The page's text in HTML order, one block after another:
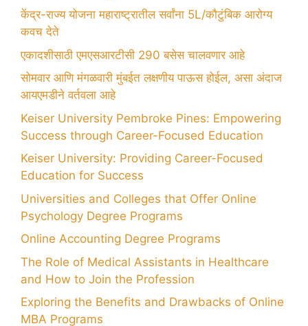
केंद्र-राज्य योजना महाराष्ट्रातील सर्वांना 5L/कौटुंबिक आरोग्य
कवच देते
एकादशीसाठी एमएसआरटीसी 290 बसेस चालवणार आहे
सोमवार आणि मंगळवारी मुंबईत लक्षणीय पाऊस होईल, असा अंदाज
आयएमडीने वर्तवला आहे
Keiser University Pembroke Pines: Empowering
Success through Career-Focused Education
Keiser University: Providing Career-Focused
Education for Success
Universities and Colleges that Offer Online
Psychology Degree Programs
Online Accounting Degree Programs
The Role of Medical Assistants in Healthcare
and How to Join the Profession
Exploring the Benefits and Drawbacks of Online
MBA Programs